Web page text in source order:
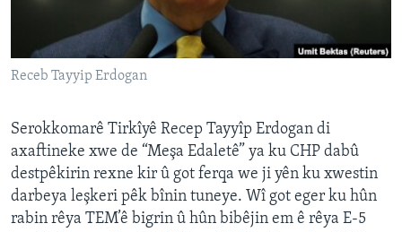
ÇAND Û HUNER
SERNIVÎS
SORANÎ
Learning English
FOLLOW US
Receb Tayyip Erdogan
Serokkomarê Tirkîyê Recep Tayyîp Erdogan di
axaftineke xwe de “Meşa Edaletê” ya ku CHP dabû
destpêkirin rexne kir û got ferqa we ji yên ku xwestin
darbeya leşkeri pêk bînin tuneye. Wî got eger ku hûn
rabin rêya TEM’ê bigrin û hûn bibêjin em ê rêya E-5